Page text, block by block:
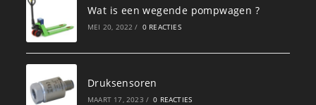
Wat is een wegende pompwagen ?
MEI 20, 2022 / 0 REACTIES
Druksensoren
MAART 17, 2023 / 0 REACTIES